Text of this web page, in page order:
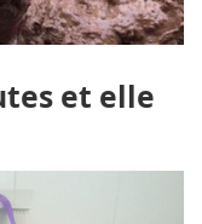
et elle